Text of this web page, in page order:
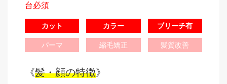
台必須
カット カラー ブリーチ有
パーマ 縮毛矯正 髪質改善
《髪・顔の特徴》